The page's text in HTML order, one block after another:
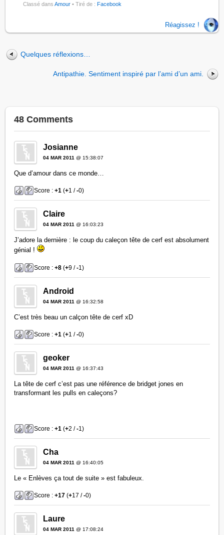
Classé dansAmour • Tiré de :Facebook
Réagissez !
Quelques réflexions…
Antipathie. Sentiment inspiré par l’ami d’un ami.
48 Comments
Josianne
04 MAR 2011 @ 15:38:07
Que d’amour dans ce monde…
Score :+1 (+1 /-0)
Claire
04 MAR 2011 @ 16:03:23
J’adore la dernière : le coup du caleçon tête de cerf est absolument
génial !
Score :+8 (+9 /-1)
Android
04 MAR 2011 @ 16:32:58
C’est très beau un calçon tête de cerf xD
Score :+1 (+1 /-0)
geoker
04 MAR 2011 @ 16:37:43
La tête de cerf c’est pas une référence de bridget jones en
transformant les pulls en caleçons?
Score :+1 (+2 /-1)
Cha
04 MAR 2011 @ 16:40:05
Le « Enlèves ça tout de suite » est fabuleux.
Score :+17 (+17 /-0)
Laure
04 MAR 2011 @ 17:08:24